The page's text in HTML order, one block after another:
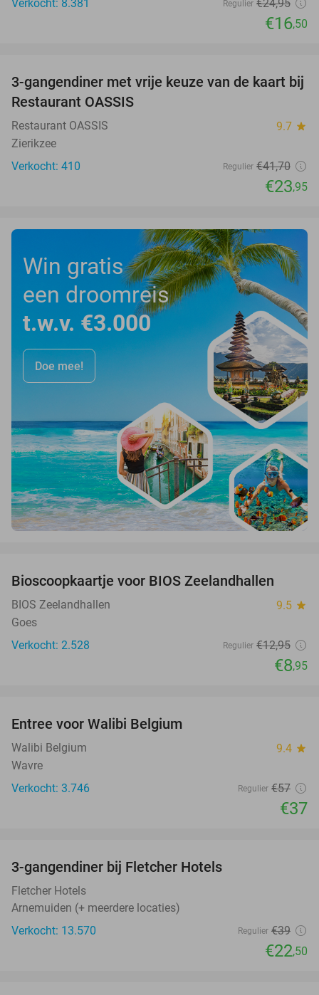
Verkocht: 8.381 Regulier €24,95
€16,50
43%
3-gangendiner met vrije keuze van de kaart bij
Restaurant OASSIS
Restaurant OASSIS 9.7 star
Zierikzee
Verkocht: 410
Regulier €41,70
€23,95
Win gratis
een droomreis
t.w.v. €3.000
Doe mee!
Bioscoopkaartje voor BIOS Zeelandhallen
BIOS Zeelandhallen 9.5 star
Goes
Verkocht: 2.528
Regulier €12,95
€8,95
Entree voor Walibi Belgium
Walibi Belgium 9.4 star
Wavre
Verkocht: 3.746
Regulier €57
€37
3-gangendiner bij Fletcher Hotels
Fletcher Hotels
Arnemuiden (+ meerdere locaties)
Verkocht: 13.570
Regulier €39
€22,50